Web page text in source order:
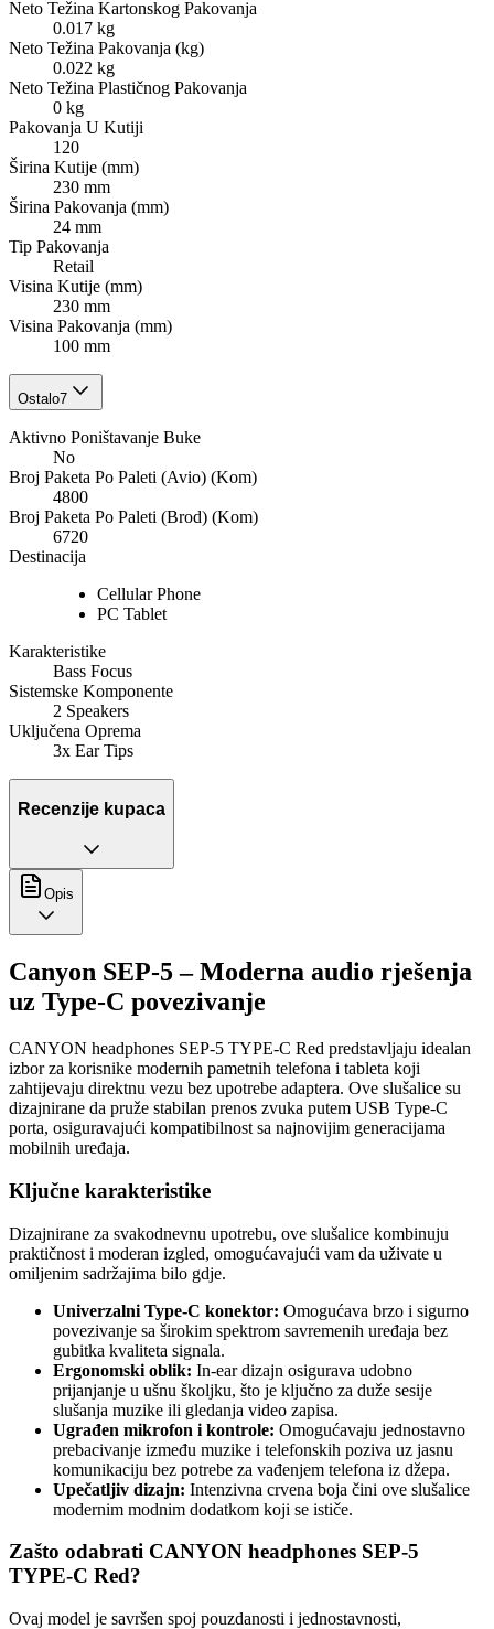
Neto Težina Kartonskog Pakovanja
0.017 kg
Neto Težina Pakovanja (kg)
0.022 kg
Neto Težina Plastičnog Pakovanja
0 kg
Pakovanja U Kutiji
120
Širina Kutije (mm)
230 mm
Širina Pakovanja (mm)
24 mm
Tip Pakovanja
Retail
Visina Kutije (mm)
230 mm
Visina Pakovanja (mm)
100 mm
Ostalo7
Aktivno Poništavanje Buke
No
Broj Paketa Po Paleti (Avio) (Kom)
4800
Broj Paketa Po Paleti (Brod) (Kom)
6720
Destinacija
Cellular Phone
PC Tablet
Karakteristike
Bass Focus
Sistemske Komponente
2 Speakers
Uključena Oprema
3x Ear Tips
Recenzije kupaca
Opis
Canyon SEP-5 – Moderna audio rješenja
uz Type-C povezivanje
CANYON headphones SEP-5 TYPE-C Red predstavljaju idealan
izbor za korisnike modernih pametnih telefona i tableta koji
zahtijevaju direktnu vezu bez upotrebe adaptera. Ove slušalice su
dizajnirane da pruže stabilan prenos zvuka putem USB Type-C
porta, osiguravajući kompatibilnost sa najnovijim generacijama
mobilnih uređaja.
Ključne karakteristike
Dizajnirane za svakodnevnu upotrebu, ove slušalice kombinuju
praktičnost i moderan izgled, omogućavajući vam da uživate u
omiljenim sadržajima bilo gdje.
Univerzalni Type-C konektor: Omogućava brzo i sigurno
povezivanje sa širokim spektrom savremenih uređaja bez
gubitka kvaliteta signala.
Ergonomski oblik: In-ear dizajn osigurava udobno
prijanjanje u ušnu školjku, što je ključno za duže sesije
slušanja muzike ili gledanja video zapisa.
Ugrađen mikrofon i kontrole: Omogućavaju jednostavno
prebacivanje između muzike i telefonskih poziva uz jasnu
komunikaciju bez potrebe za vađenjem telefona iz džepa.
Upečatljiv dizajn: Intenzivna crvena boja čini ove slušalice
modernim modnim dodatkom koji se ističe.
Zašto odabrati CANYON headphones SEP-5
TYPE-C Red?
Ovaj model je savršen spoj pouzdanosti i jednostavnosti,